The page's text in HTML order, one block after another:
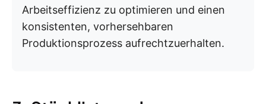
Arbeitseffizienz zu optimieren und einen
konsistenten, vorhersehbaren
Produktionsprozess aufrechtzuerhalten.